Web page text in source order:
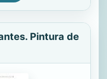
Pintura de